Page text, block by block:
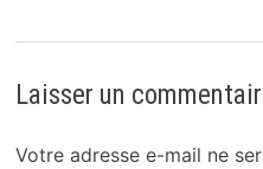
Laisser un
Votre adresse e-mail ne